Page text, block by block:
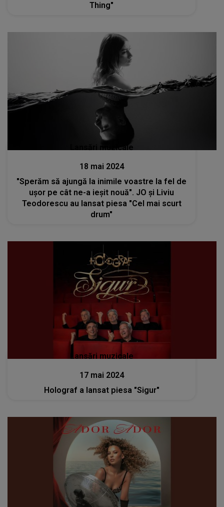
Thing"
Lansări muzicale
18 mai 2024
"Sperăm să ajungă la inimile voastre la fel de
ușor pe cât ne-a ieșit nouă". JO și Liviu
Teodorescu au lansat piesa "Cel mai scurt
drum"
Lansări muzicale
17 mai 2024
Holograf a lansat piesa "Sigur"